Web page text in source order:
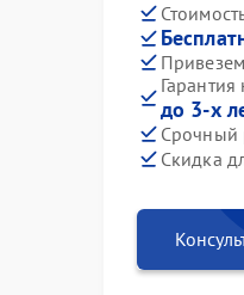
до 3-х
Срочный
Скидка